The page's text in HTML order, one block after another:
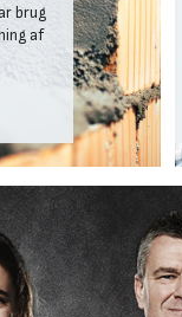
brug
af